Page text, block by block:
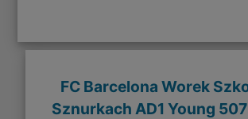
FC Barcelona Worek
Sznurkach AD1 Young